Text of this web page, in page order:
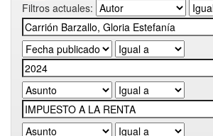
Filtros actuales: